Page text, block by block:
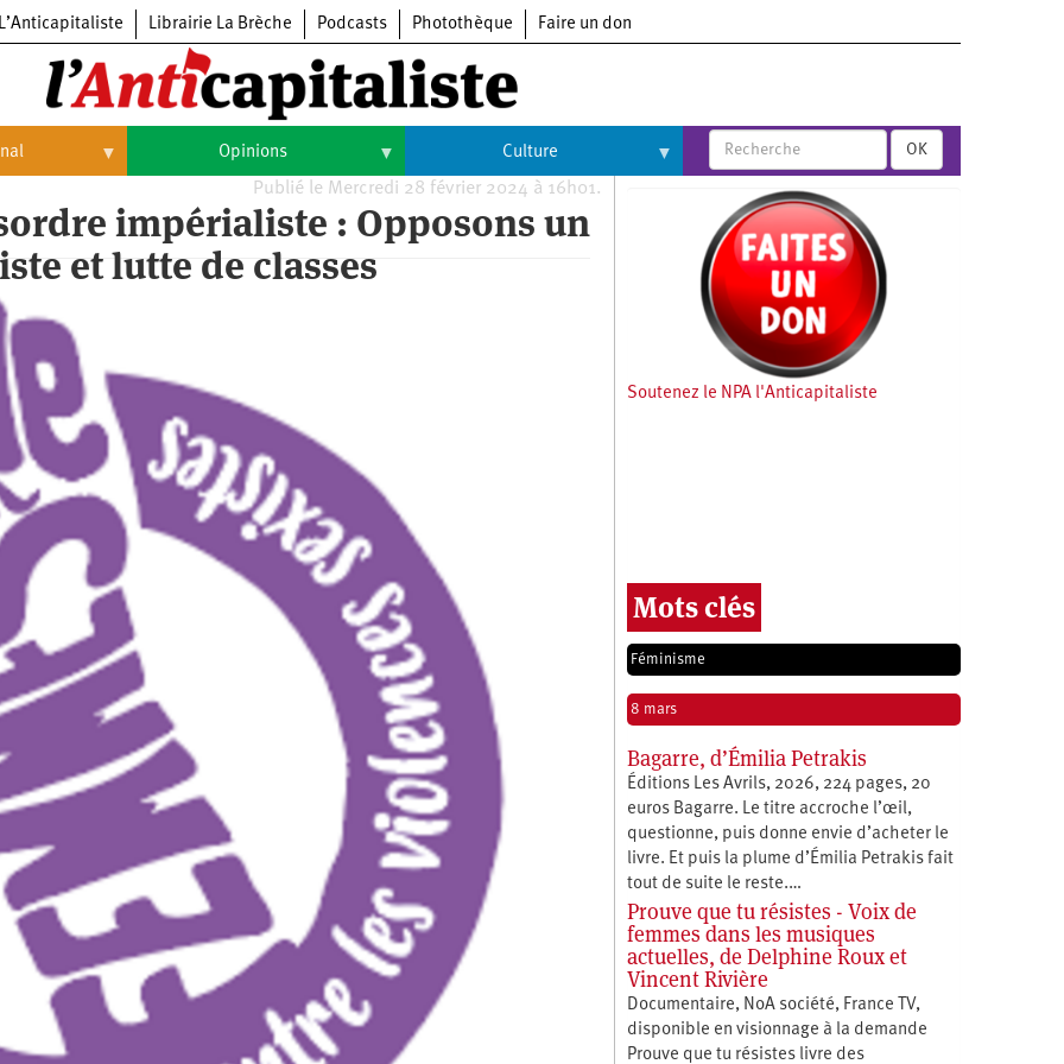
L’Anticapitaliste Librairie La Brèche Podcasts Photothèque Faire un don
Opinions
Opinions
Histoire
Culture OK
Publié le Mercredi 28 février 2024 à 16h01.
impérialiste : Opposons un
et lutte de classes
Soutenez le NPA l'Anticapitaliste
Mots clés
Féminisme
8 mars
Bagarre, d’Émilia Petrakis
Éditions Les Avrils, 2026, 224 pages, 20
euros Bagarre. Le titre accroche l’œil,
questionne, puis donne envie d’acheter le
livre. Et puis la plume d’Émilia Petrakis fait
tout de suite le reste.…
Prouve que tu résistes - Voix de
femmes dans les musiques
actuelles, de Delphine Roux et
Vincent Rivière
Documentaire, NoA société, France TV,
disponible en visionnage à la demande
Prouve que tu résistes livre des